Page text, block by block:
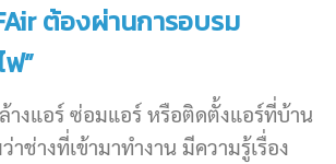
ต้องผ่านการอบรม
ฟ”
ล้างแอร์ ซ่อมแอร์ หรือติดตั้งแอร์ที่บ้าน
ช่างที่เข้ามาทำงาน มีความรู้เรื่อง